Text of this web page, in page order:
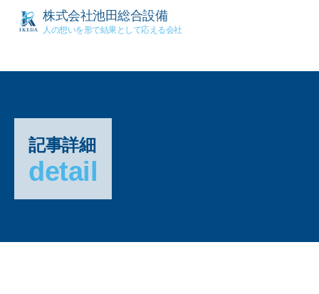
株式会社池田総合設備
人の想いを形で結果として応える会社
記事詳細
detail